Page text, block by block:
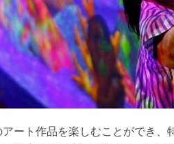
ート作品を楽しむことができ、